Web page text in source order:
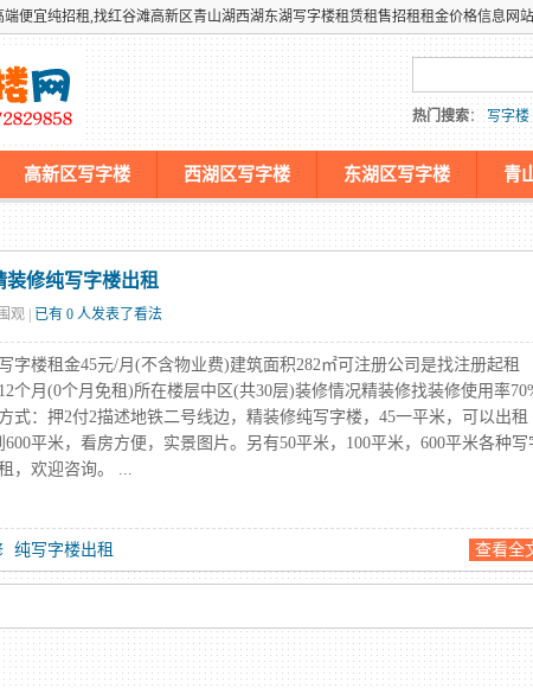
便宜纯招租,找红谷滩高新区青山湖西湖东湖写字楼租赁租售招租租金价格信息网站
热门搜索： 写字楼
高新区写字楼 西湖区写字楼 东湖区写字楼 青
机仿牌服务器,国外欧洲荷兰外贸抗投诉免投诉防投诉主机
修纯写字楼出租
观 | 已有 0 人发表了看法
字楼租金45元/月(不含物业费)建筑面积282㎡可注册公司是找注册起租
个月(0个月免租)所在楼层中区(共30层)装修情况精装修找装修使用率
式：押2付2描述地铁二号线边，精装修纯写字楼，45一平米，可以出租
600平米，看房方便，实景图片。另有50平米，100平米，600平米各种写
，欢迎咨询。 ...
查看全
纯写字楼出租